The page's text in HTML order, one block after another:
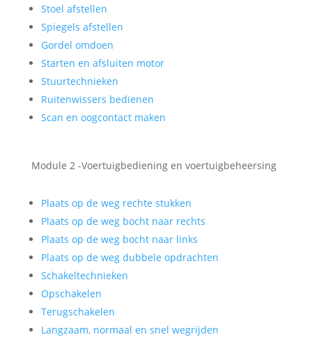
Stoel afstellen
Spiegels afstellen
Gordel omdoen
Starten en afsluiten motor
Stuurtechnieken
Ruitenwissers bedienen
Scan en oogcontact maken
Module 2 -Voertuigbediening en voertuigbeheersing
Plaats op de weg rechte stukken
Plaats op de weg bocht naar rechts
Plaats op de weg bocht naar links
Plaats op de weg dubbele opdrachten
Schakeltechnieken
Opschakelen
Terugschakelen
Langzaam, normaal en snel wegrijden